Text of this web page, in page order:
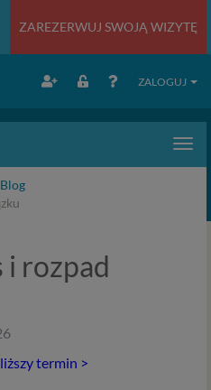
ZAREZERWUJ SWOJĄ WIZYTĘ
ZALOGUJ
Blog
i rozpad
termin >